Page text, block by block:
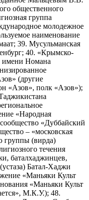
общественного
группа
молодежное
наименование
39. Мусульманская
40. «Крымско-
имени Номана
(другие
«Азов», полк «Азов»);
«Народная
«Дуббайский
– «московская
группы (вирда)
течения
баталхаджинцев,
Батал-Хаджи
«Маньяки Культ
«Маньяки Культ
М.К.У.); 48.